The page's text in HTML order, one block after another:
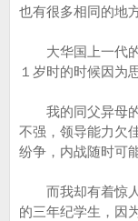
也有很多相同的地
大华国上一代的
１岁时的时候因为
我的同父异母的
不强，领导能力欠
纷争，内战随时可
而我却有着惊人
的三年纪学生，因